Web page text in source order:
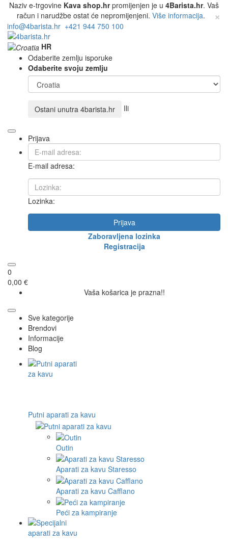
Naziv e-trgovine Kava shop.hrpromijenjen je u 4Barista.hr. Vaš
račun i narudžbe ostat će nepromijenjeni. Više informacija. ×
info@4barista.hr +421 944 750 100
HR
Odaberite zemlju isporuke
Odaberite svoju zemlju
Ostani unutra 4barista.hr Ili
Prijava
E-mail adresa:
Lozinka:
Prijava
Zaboravljena lozinka
Registracija
0
0,00 €
Vaša košarica je prazna!!
Sve kategorije
Brendovi
Informacije
Blog
Putni aparati za kavu
Outin
Aparati za kavu Staresso
Aparati za kavu Cafflano
Peći za kampiranje